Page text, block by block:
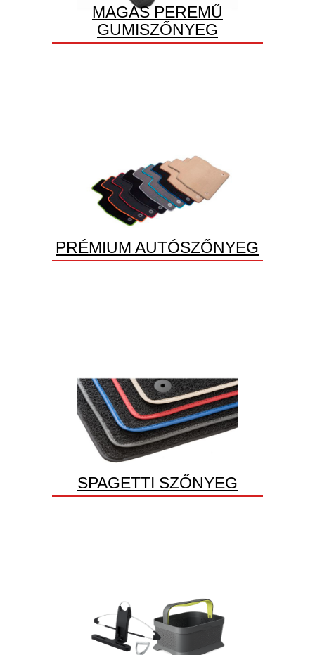
MAGAS PEREMŰ
GUMISZŐNYEG
PRÉMIUM AUTÓSZŐNYEG
SPAGETTI SZŐNYEG